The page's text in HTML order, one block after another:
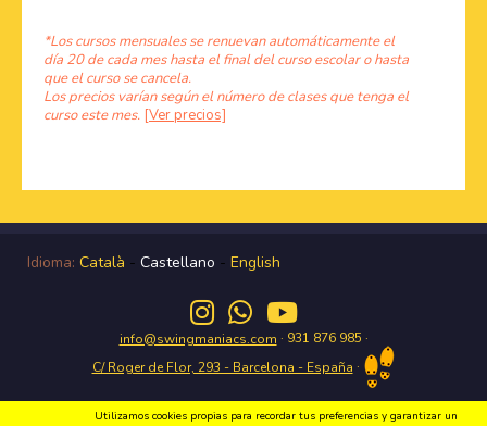
*Los cursos mensuales se renuevan automáticamente el
día 20 de cada mes hasta el final del curso escolar o hasta
que el curso se cancela.
Los precios varían según el número de clases que tenga el
curso este mes. [Ver precios]
Idioma: Català - Castellano - English
info@swingmaniacs.com · 931 876 985 ·
C/ Roger de Flor, 293 - Barcelona - España ·
Utilizamos cookies propias para recordar tus preferencias y garantizar un